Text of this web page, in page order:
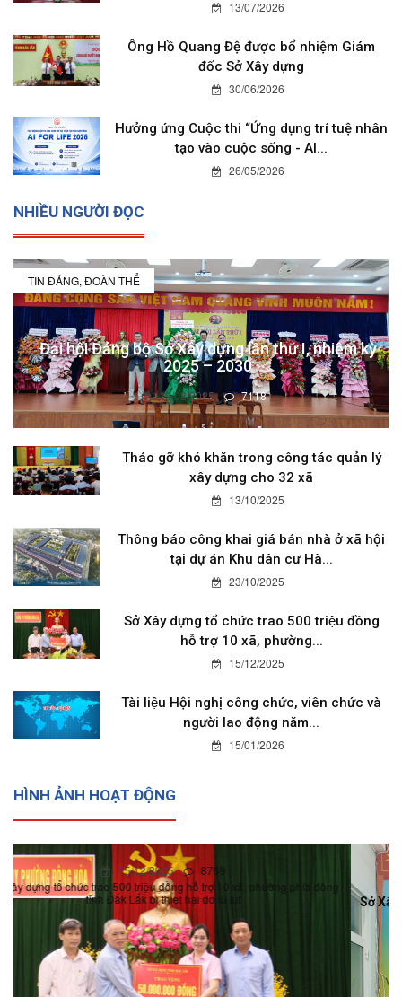
13/07/2026
Ông Hồ Quang Đệ được bổ nhiệm Giám
đốc Sở Xây dựng
30/06/2026
Hưởng ứng Cuộc thi “Ứng dụng trí tuệ nhân
tạo vào cuộc sống - AI...
26/05/2026
NHIỀU NGƯỜI ĐỌC
TIN ĐẢNG, ĐOÀN THỂ
Đại hội Đảng bộ Sở Xây dựng lần thứ I, nhiệm kỳ
2025 – 2030
19/08/2025 7118
Tháo gỡ khó khăn trong công tác quản lý
xây dựng cho 32 xã
13/10/2025
Thông báo công khai giá bán nhà ở xã hội
tại dự án Khu dân cư Hà...
23/10/2025
Sở Xây dựng tổ chức trao 500 triệu đồng
hỗ trợ 10 xã, phường...
15/12/2025
Tài liệu Hội nghị công chức, viên chức và
người lao động năm...
15/01/2026
HÌNH ẢNH HOẠT ĐỘNG
15/12/2025
Sở Xây dựng tổ chức trao 500 triệu đồng hỗ trợ 10 xã, phường
phía đông tỉnh Đắk Lắk bị thiệt hại do lũ lụt